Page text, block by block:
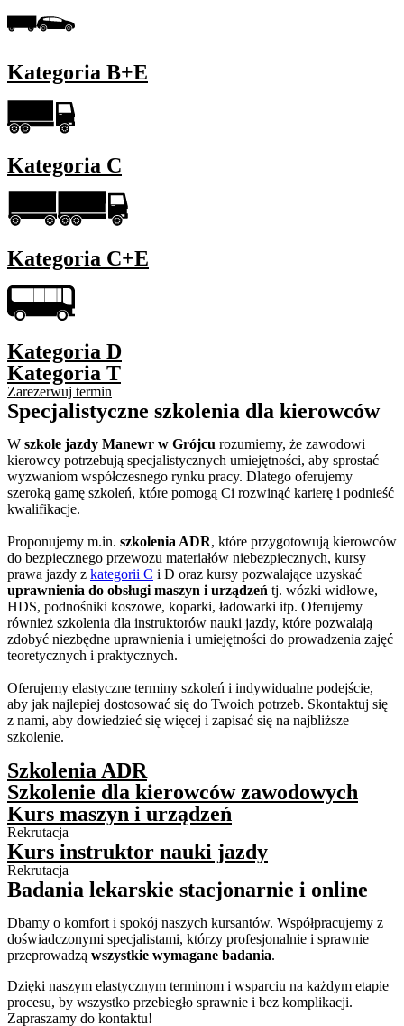
Kategoria B+E
Kategoria C
Kategoria C+E
Kategoria D
Kategoria T
Zarezerwuj termin
Specjalistyczne szkolenia dla kierowców
W szkole jazdy Manewr w Grójcu rozumiemy, że zawodowi
kierowcy potrzebują specjalistycznych umiejętności, aby sprostać
wyzwaniom współczesnego rynku pracy. Dlatego oferujemy
szeroką gamę szkoleń, które pomogą Ci rozwinąć karierę i podnieść
kwalifikacje.
Proponujemy m.in. szkolenia ADR, które przygotowują kierowców
do bezpiecznego przewozu materiałów niebezpiecznych, kursy
prawa jazdy z kategorii C i D oraz kursy pozwalające uzyskać
uprawnienia do obsługi maszyn i urządzeń tj. wózki widłowe,
HDS, podnośniki koszowe, koparki, ładowarki itp. Oferujemy
również szkolenia dla instruktorów nauki jazdy, które pozwalają
zdobyć niezbędne uprawnienia i umiejętności do prowadzenia zajęć
teoretycznych i praktycznych.
Oferujemy elastyczne terminy szkoleń i indywidualne podejście,
aby jak najlepiej dostosować się do Twoich potrzeb. Skontaktuj się
z nami, aby dowiedzieć się więcej i zapisać się na najbliższe
szkolenie.
Szkolenia ADR
Szkolenie dla kierowców zawodowych
Kurs maszyn i urządzeń
Rekrutacja
Kurs instruktor nauki jazdy
Rekrutacja
Badania lekarskie stacjonarnie i online
Dbamy o komfort i spokój naszych kursantów. Współpracujemy z
doświadczonymi specjalistami, którzy profesjonalnie i sprawnie
przeprowadzą wszystkie wymagane badania.
Dzięki naszym elastycznym terminom i wsparciu na każdym etapie
procesu, by wszystko przebiegło sprawnie i bez komplikacji.
Zapraszamy do kontaktu!